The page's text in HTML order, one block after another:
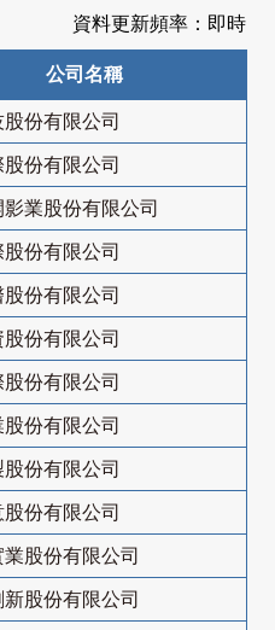
資料更新頻率：即時
公司名稱
份有限公司
份有限公司
業股份有限公司
份有限公司
份有限公司
份有限公司
份有限公司
份有限公司
份有限公司
份有限公司
股份有限公司
股份有限公司